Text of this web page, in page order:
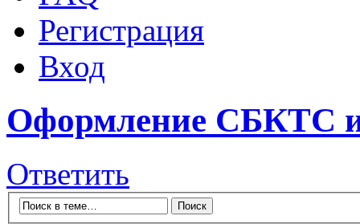
Регистрация
Вход
Оформление СБКТС
Ответить